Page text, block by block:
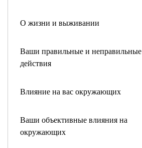
О жизни и выживании
Ваши правильные и неправильные
действия
Влияние на вас окружающих
Ваши объективные влияния на
окружающих